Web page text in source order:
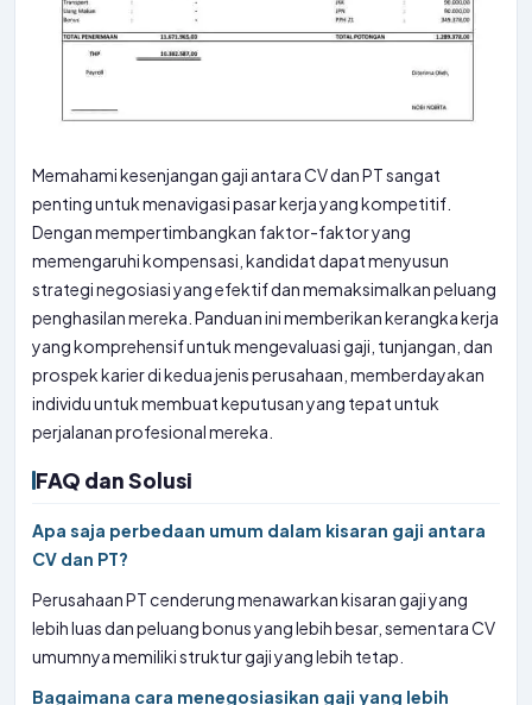
Memahami kesenjangan gaji antara CV dan PT sangat
penting untuk menavigasi pasar kerja yang kompetitif.
Dengan mempertimbangkan faktor-faktor yang
memengaruhi kompensasi, kandidat dapat menyusun
strategi negosiasi yang efektif dan memaksimalkan peluang
penghasilan mereka. Panduan ini memberikan kerangka kerja
yang komprehensif untuk mengevaluasi gaji, tunjangan, dan
prospek karier di kedua jenis perusahaan, memberdayakan
individu untuk membuat keputusan yang tepat untuk
perjalanan profesional mereka.
FAQ dan Solusi
Apa saja perbedaan umum dalam kisaran gaji antara
CV dan PT?
Perusahaan PT cenderung menawarkan kisaran gaji yang
lebih luas dan peluang bonus yang lebih besar, sementara CV
umumnya memiliki struktur gaji yang lebih tetap.
Bagaimana cara menegosiasikan gaji yang lebih